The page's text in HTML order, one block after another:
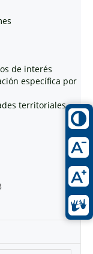
de interés
específica por
territoriales